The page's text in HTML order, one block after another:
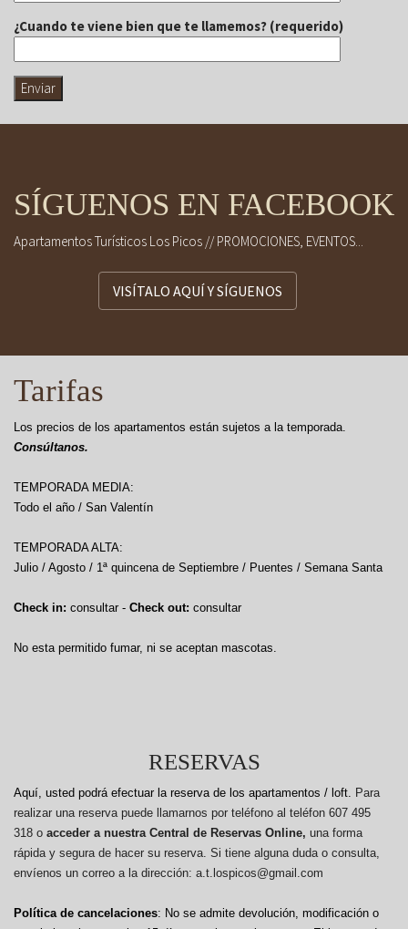
¿Cuando te viene bien que te llamemos? (requerido)
SÍGUENOS EN FACEBOOK
Apartamentos Turísticos Los Picos // PROMOCIONES, EVENTOS...
VISÍTALO AQUÍ Y SÍGUENOS
Tarifas
Los precios de los apartamentos están sujetos a la temporada.
Consúltanos.
TEMPORADA MEDIA:
Todo el año / San Valentín
TEMPORADA ALTA:
Julio / Agosto / 1ª quincena de Septiembre / Puentes / Semana Santa
Check in: consultar - Check out: consultar
No esta permitido fumar, ni se aceptan mascotas.
RESERVAS
Aquí, usted podrá efectuar la reserva de los apartamentos / loft. Para
realizar una reserva puede llamarnos por teléfono al teléfon 607 495
318 o acceder a nuestra Central de Reservas Online, una forma
rápida y segura de hacer su reserva. Si tiene alguna duda o consulta,
envíenos un correo a la dirección: a.t.lospicos@gmail.com
Política de cancelaciones: No se admite devolución, modificación o